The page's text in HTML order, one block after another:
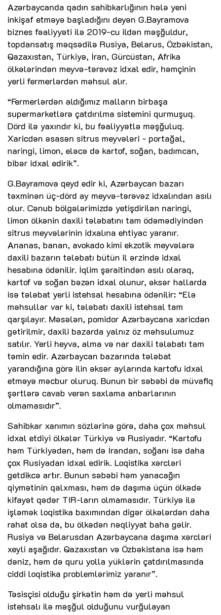
Azərbaycanda qadın sahibkarlığının hələ yeni
inkişaf etməyə başladığını deyən G.Bayramova
biznes fəaliyyəti ilə 2019-cu ildən məşğuldur,
topdansatış məqsədilə Rusiya, Belarus, Özbəkistan,
Qazaxıstan, Türkiyə, İran, Gürcüstan, Afrika
ölkələrindən meyvə-tərəvəz idxal edir, həmçinin
yerli fermerlərdən məhsul alır.
“Fermerlərdən aldığımız malların birbaşa
supermarketlərə çatdırılma sistemini qurmuşuq.
Dörd ilə yaxındır ki, bu fəaliyyətlə məşğuluq.
Xaricdən əsasən sitrus meyvələri - portağal,
naringi, limon, eləcə də kartof, soğan, badımcan,
bibər idxal edirik”.
G.Bayramova qeyd edir ki, Azərbaycan bazarı
təxminən üç-dörd ay meyvə-tərəvəz idxalından asılı
olur. Cənub bölgələrimizdə yetişdirilən naringi,
limon ölkənin daxili tələbatını tam ödəmədiyindən
sitrus meyvələrinin idxalına ehtiyac yaranır.
Ananas, banan, avokado kimi ekzotik meyvələrə
daxili bazarın tələbatı bütün il ərzində idxal
hesabına ödənilir. İqlim şəraitindən asılı olaraq,
kartof və soğan bəzən idxal olunur, əksər hallarda
isə tələbat yerli istehsal hesabına ödənilir: “Elə
məhsullar var ki, tələbatı daxili istehsal tam
qarşılayır. Məsələn, pomidor Azərbaycana xaricdən
gətirilmir, daxili bazarda yalnız öz məhsulumuz
satılır. Yerli heyva, alma və nar daxili tələbatı tam
təmin edir. Azərbaycan bazarında tələbat
yarandığına görə ilin əksər aylarında kartofu idxal
etməyə məcbur oluruq. Bunun bir səbəbi də müvafiq
şərtlərə cavab verən saxlama anbarlarının
olmamasıdır”.
Sahibkar xanımın sözlərinə görə, daha çox məhsul
idxal etdiyi ölkələr Türkiyə və Rusiyadır. “Kartofu
həm Türkiyədən, həm də İrandan, soğanı isə daha
çox Rusiyadan idxal edirik. Loqistika xərcləri
getdikcə artır. Bunun səbəbi həm yanacağın
qiymətinin qalxması, həm də daşıma üçün ölkədə
kifayət qədər TIR-ların olmamasıdır. Türkiyə ilə
işləmək loqistika baxımından digər ölkələrdən daha
rahat olsa da, bu ölkədən nəqliyyat baha gəlir.
Rusiya və Belarusdan Azərbaycana daşıma xərcləri
xeyli aşağıdır. Qazaxıstan və Özbəkistana isə həm
dəniz, həm də quru yolla yüklərin çatdırılmasında
ciddi loqistika problemlərimiz yaranır”.
Təsisçisi olduğu şirkətin həm də yerli məhsul
istehsalı ilə məşğul olduğunu vurğulayan